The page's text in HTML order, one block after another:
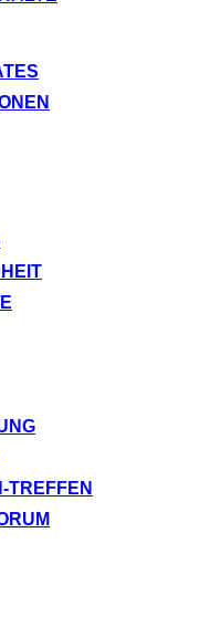
TREFFEN